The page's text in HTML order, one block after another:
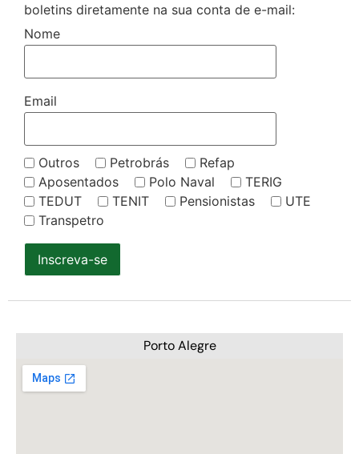
boletins diretamente na sua conta de e-mail:
Nome
Email
Outros Petrobrás
Refap
Aposentados
Polo Naval
TERIG
TEDUT
TENIT Pensionistas
UTE
Transpetro
Inscreva-se
Porto Alegre